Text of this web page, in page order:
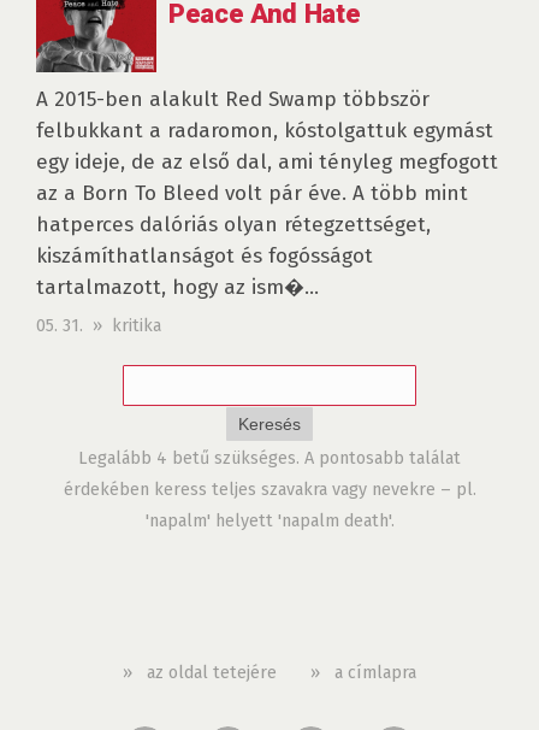
Peace And Hate
A 2015-ben alakult Red Swamp többször
felbukkant a radaromon, kóstolgattuk egymást
egy ideje, de az első dal, ami tényleg megfogott
az a Born To Bleed volt pár éve. A több mint
hatperces dalóriás olyan rétegzettséget,
kiszámít­hatlanságot és fogósságot
tartalmazott, hogy az ism�...
05. 31. » kritika
Legalább 4 betű szükséges. A pontosabb találat
érdekében keress teljes szavakra vagy nevekre – pl.
'napalm' helyett 'napalm death'.
» az oldal tetejére » a címlapra